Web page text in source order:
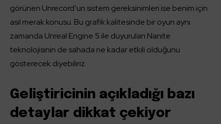
görünen Unrecord’un sistem gereksinimleri ise benim için
asıl merak konusu. Bu grafik kalitesinde bir oyun aynı
zamanda Unreal Engine 5 ile duyurulan Nanite
teknolojisinin de sahada ne kadar etkili olduğunu
gösterecek diyebiliriz.
Geliştiricinin açıkladığı bazı
detaylar dikkat çekiyor